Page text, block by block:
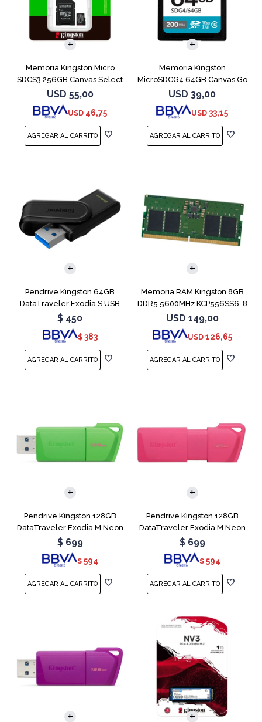
Memoria Kingston Micro
SDCS3 256GB Canvas Select
Plus
USD 55,00
USD 46,75
Memoria Kingston
MicroSDCG4 64GB Canvas Go
Plus V30
USD 39,00
USD 33,15
Pendrive Kingston 64GB
DataTraveler Exodia S USB
3.2
$ 450
$ 383
Memoria RAM Kingston 8GB
DDR5 5600MHz KCP556SS6-8
SODIMM
USD 149,00
USD 126,65
Pendrive Kingston 128GB
DataTraveler Exodia M Neon
Green
$ 699
$ 594
Pendrive Kingston 128GB
DataTraveler Exodia M Neon
Pink
$ 699
$ 594